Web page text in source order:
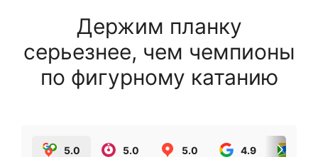
Держим планку
серьезнее, чем чемпионы
по фигурному катанию
5.0 5.0 5.0 4.9